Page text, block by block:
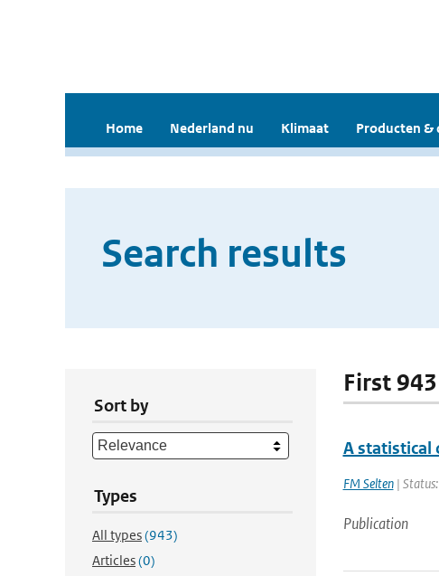
Home Nederland nu Klimaat Producten &
Search results
Sort by
Types
All types(943)
Articles(0)
First
A statistical
FM Selten| Status:
Publication